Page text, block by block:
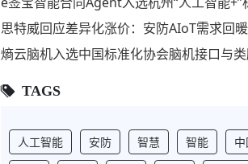
思特威回应差异化涨价：安防AIoT需求回
熵云脑机入选中国标准化协会脑机接口与
TAGS
人工智能 安防 智慧 智能